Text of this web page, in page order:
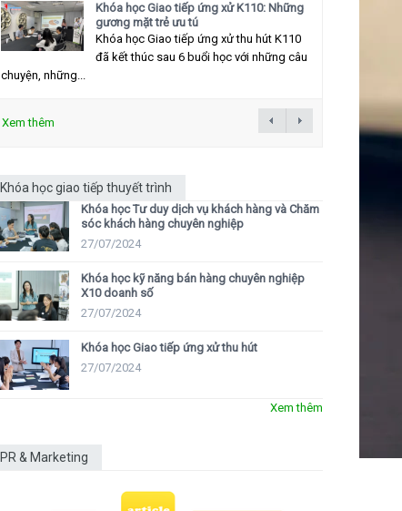
Khóa học Giao tiếp ứng xử K110: Những
gương mặt trẻ ưu tú
Khóa học Giao tiếp ứng xử thu hút K110
đã kết thúc sau 6 buổi học với những câu
chuyện, những...
Xem thêm
Khóa học giao tiếp thuyết trình
Khóa học Tư duy dịch vụ khách hàng và Chăm
sóc khách hàng chuyên nghiệp
27/07/2024
Khóa học kỹ năng bán hàng chuyên nghiệp
X10 doanh số
27/07/2024
Khóa học Giao tiếp ứng xử thu hút
27/07/2024
Xem thêm
PR & Marketing